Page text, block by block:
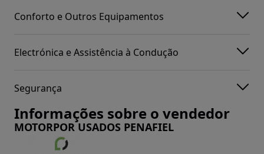
Conforto e Outros Equipamentos
Electrónica e Assistência à Condução
Segurança
Informações sobre o vendedor
MOTORPOR USADOS PENAFIEL